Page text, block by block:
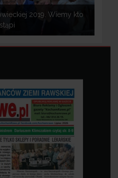
2019. Wiemy kto